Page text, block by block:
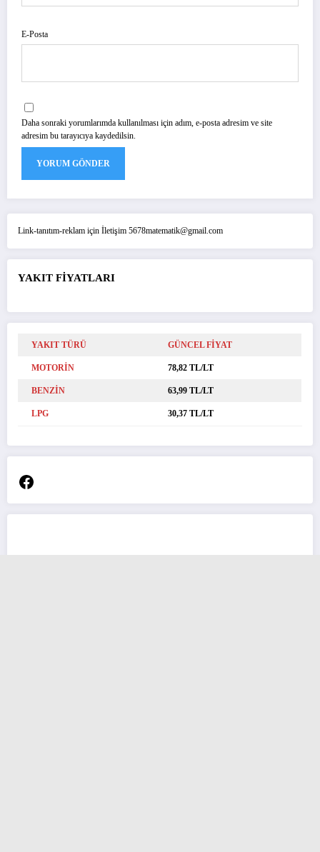
E-Posta
Daha sonraki yorumlarımda kullanılması için adım, e-posta adresim ve site
adresim bu tarayıcıya kaydedilsin.
Link-tanıtım-reklam için İletişim 5678matematik@gmail.com
YAKIT FİYATLARI
YAKIT TÜRÜ GÜNCEL FİYAT
MOTORİN 78,82 TL/LT
BENZİN 63,99 TL/LT
LPG 30,37 TL/LT
Facebook